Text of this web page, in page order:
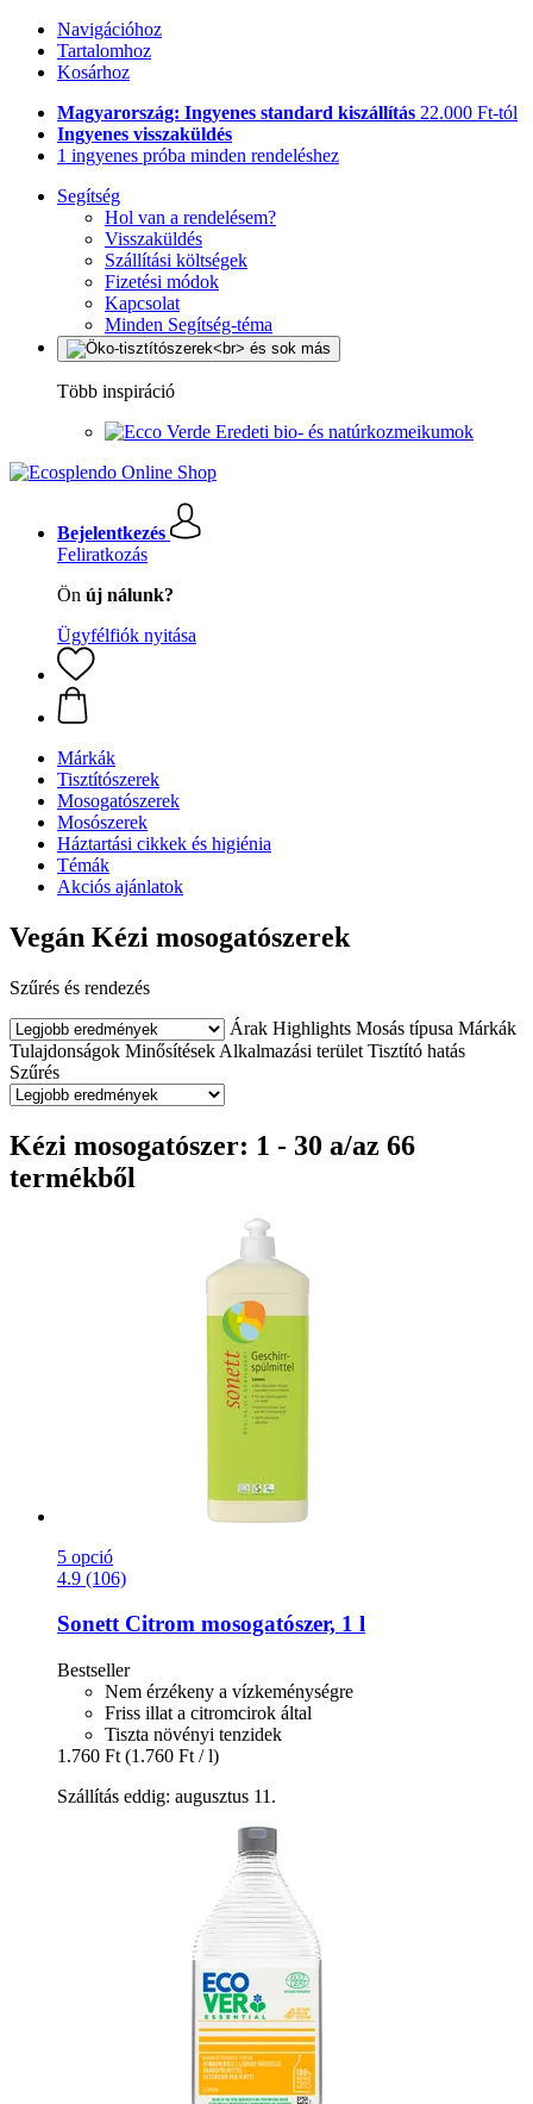
Navigációhoz
Tartalomhoz
Kosárhoz
Magyarország: Ingyenes standard kiszállítás 22.000 Ft-tól
Ingyenes visszaküldés
1 ingyenes próba minden rendeléshez
Segítség
Hol van a rendelésem?
Visszaküldés
Szállítási költségek
Fizetési módok
Kapcsolat
Minden Segítség-téma
Több inspiráció
Eredeti bio- és natúrkozmeikumok
Bejelentkezés
Feliratkozás
Ön új nálunk?
Ügyfélfiók nyitása
Márkák
Tisztítószerek
Mosogatószerek
Mosószerek
Háztartási cikkek és higiénia
Témák
Akciós ajánlatok
Vegán Kézi mosogatószerek
Szűrés és rendezés
Árak Highlights Mosás típusa Márkák
Tulajdonságok Minősítések Alkalmazási terület Tisztító hatás
Szűrés
Kézi mosogatószer: 1 - 30 a/az 66
termékből
5 opció
4.9 (106)
SonettCitrom mosogatószer, 1 l
Bestseller
Nem érzékeny a vízkeménységre
Friss illat a citromcirok által
Tiszta növényi tenzidek
1.760 Ft (1.760 Ft / l)
Szállítás eddig: augusztus 11.